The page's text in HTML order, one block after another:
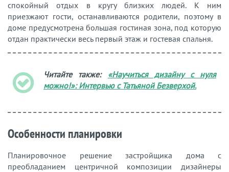
спокойный отдых в кругу близких людей. К ним
приезжают гости, останавливаются родители, поэтому в
доме предусмотрена большая гостиная зона, под которую
отдан практически весь первый этаж и гостевая спальня.
Читайте также:
«Научиться дизайну с нуля
можно!»: Интервью с Татьяной Безверхой.
Особенности планировки
Планировочное решение застройщика дома с
преобладанием центричной композиции дизайнеры